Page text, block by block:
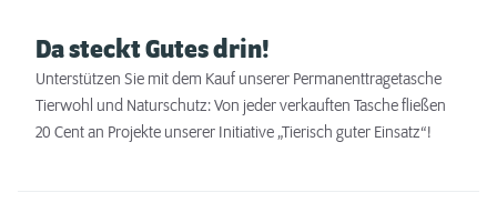
Da steckt Gutes drin!
Unterstützen Sie mit dem Kauf unserer Permanenttragetasche
Tierwohl und Naturschutz: Von jeder verkauften Tasche fließen
20 Cent an Projekte unserer Initiative „Tierisch guter Einsatz“!